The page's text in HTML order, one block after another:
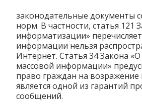
законодательные документы
норм. В частности, статья 121
информатизации»
информации нельзя
Интернет. Статья 34 Закона «О
массовой информации»
право граждан на возражение
является одной из гарантий
сообщений.